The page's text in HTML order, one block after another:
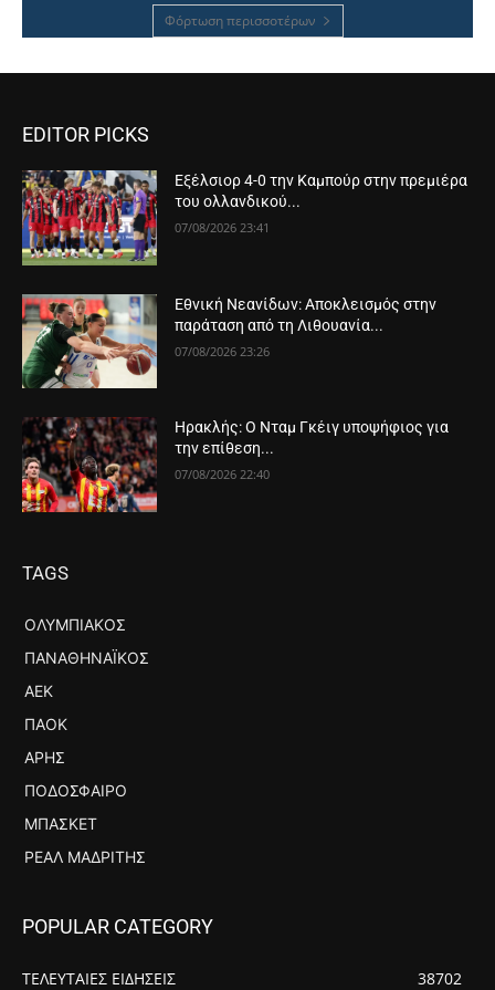
Φόρτωση περισσοτέρων
EDITOR PICKS
Εξέλσιορ 4-0 την Καμπούρ στην πρεμιέρα
του ολλανδικού...
07/08/2026 23:41
Εθνική Νεανίδων: Αποκλεισμός στην
παράταση από τη Λιθουανία...
07/08/2026 23:26
Ηρακλής: Ο Νταμ Γκέιγ υποψήφιος για
την επίθεση...
07/08/2026 22:40
TAGS
ΟΛΥΜΠΙΑΚΌΣ
ΠΑΝΑΘΗΝΑΪΚΌΣ
ΑΕΚ
ΠΑΟΚ
ΆΡΗΣ
ΠΟΔΌΣΦΑΙΡΟ
ΜΠΆΣΚΕΤ
ΡΕΆΛ ΜΑΔΡΊΤΗΣ
POPULAR CATEGORY
ΤΕΛΕΥΤΑΙΕΣ ΕΙΔΗΣΕΙΣ
38702